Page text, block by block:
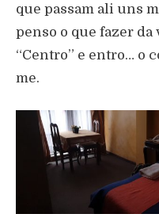
que passam ali uns
penso o que fazer
“Centro” e entro… o
me.